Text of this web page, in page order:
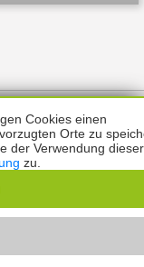
Dark Mode
|Prinzmediaconcept.de
Cookies einen
Orte zu
der Verwendung dieser
zu.